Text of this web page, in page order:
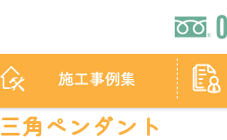
三角ペンダント